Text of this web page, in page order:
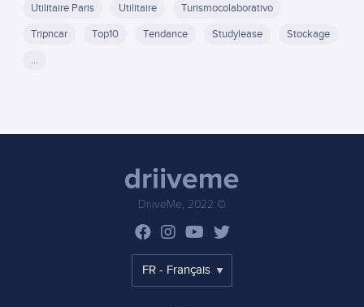
Utilitaire Paris
Utilitaire
Turismocolaborativo
Tripncar
Top10 Tendance Studylease
Stockage
...
DriiveMe, 2022 ©